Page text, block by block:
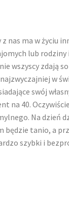
nas ma w życiu
lub
wszyscy zdają
w
swój
na 40.
Na dzień
tanio, a
szybki i